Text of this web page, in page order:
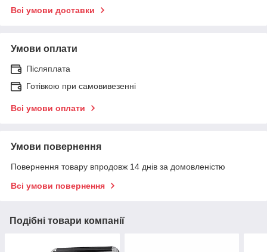
Всі умови доставки
Умови оплати
Післяплата
Готівкою при самовивезенні
Всі умови оплати
Умови повернення
Повернення товару впродовж 14 днів за домовленістю
Всі умови повернення
Подібні товари компанії